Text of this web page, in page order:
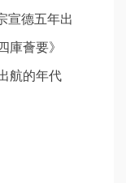
宣德五年出
薈要》
航的年代